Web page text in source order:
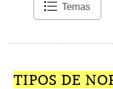
Temas
TIPOS DE